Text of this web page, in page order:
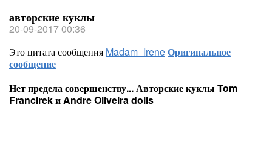
авторские куклы
20-09-2017 00:36
Это цитата сообщения Madam_IreneОригинальное
сообщение
Нет предела совершенству... Авторские куклы Tom
Francirek и Andre Oliveira dolls